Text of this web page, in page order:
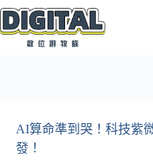
跳
至
AI算命準到哭！科技紫
發！